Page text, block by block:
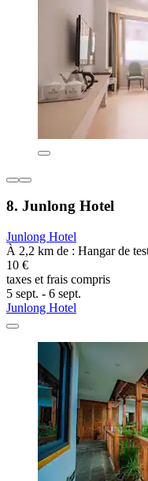
8. Junlong Hotel
Junlong Hotel
À 2,2 km de : Hangar de
10 €
taxes et frais compris
5 sept. - 6 sept.
Junlong Hotel